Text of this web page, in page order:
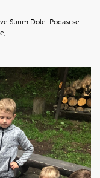
Štířím Dole. Počasí se